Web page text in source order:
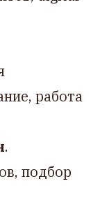
работа
.
подбор